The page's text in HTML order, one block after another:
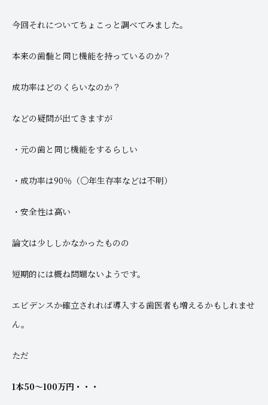
今回それについてちょこっと調べてみました。
本来の歯髄と同じ機能を持っているのか？
成功率はどのくらいなのか？
などの疑問が出てきますが
・元の歯と同じ機能をするらしい
・成功率は90％（○年生存率などは不明）
・安全性は高い
論文は少ししかなかったものの
短期的には概ね問題ないようです。
エビデンスか確立されれば導入する歯医者も増えるかもしれませ
ん。
ただ
1本50～100万円・・・